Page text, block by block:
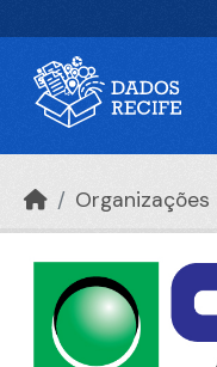
Organizações